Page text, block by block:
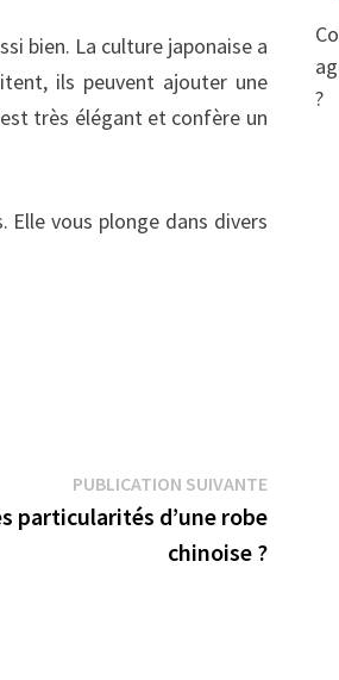
bien. La culture japonaise a
ils peuvent ajouter une
très élégant et confère un
vous plonge dans divers
PUBLICATION SUIVANTE
suivante :
particularités d’une robe
chinoise ?
?